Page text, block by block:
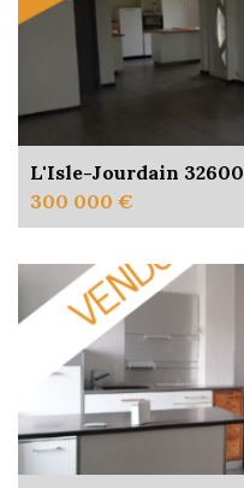
L'Isle-Jourdain 32600
300 000 €